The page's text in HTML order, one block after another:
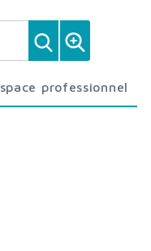
Espace professionnel